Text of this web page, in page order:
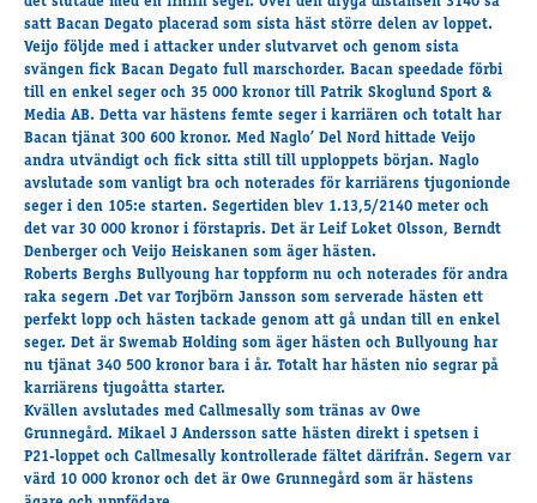
Exponering & värdskap
Aktiviteter
Tävling
Tävlingsserier
Träning och provlopp
Aktiva
Månadens hästägare 2026
Månadens B-tränare 2026
Euro Classic Trot
Andelshästar
Åby Stora Pris 2026
Supertorsdag för företag
det slutade med en finfin seger. Över den dryga distansen 3140 så
satt Bacan Degato placerad som sista häst större delen av loppet.
Veijo följde med i attacker under slutvarvet och genom sista
svängen fick Bacan Degato full marschorder. Bacan speedade förbi
till en enkel seger och 35 000 kronor till Patrik Skoglund Sport &
Media AB. Detta var hästens femte seger i karriären och totalt har
Bacan tjänat 300 600 kronor. Med Naglo’ Del Nord hittade Veijo
andra utvändigt och fick sitta still till upploppets början. Naglo
avslutade som vanligt bra och noterades för karriärens tjugonionde
seger i den 105:e starten. Segertiden blev 1.13,5/2140 meter och
det var 30 000 kronor i förstapris. Det är Leif Loket Olsson, Berndt
Denberger och Veijo Heiskanen som äger hästen.
Roberts Berghs Bullyoung har toppform nu och noterades för andra
raka segern .Det var Torjbörn Jansson som serverade hästen ett
perfekt lopp och hästen tackade genom att gå undan till en enkel
seger. Det är Swemab Holding som äger hästen och Bullyoung har
nu tjänat 340 500 kronor bara i år. Totalt har hästen nio segrar på
karriärens tjugoåtta starter.
Kvällen avslutades med Callmesally som tränas av Owe
Grunnegård. Mikael J Andersson satte hästen direkt i spetsen i
P21-loppet och Callmesally kontrollerade fältet därifrån. Segern var
värd 10 000 kronor och det är Owe Grunnegård som är hästens